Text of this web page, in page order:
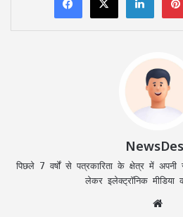
पिछले 7 वर्षों से पत्रकारिता के क्षेत्र में
लेकर इलेक्ट्रॉनिक